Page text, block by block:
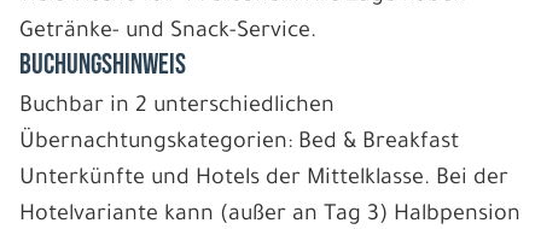
Getränke- und Snack-Service.
BUCHUNGSHINWEIS
Buchbar in 2 unterschiedlichen
Übernachtungskategorien: Bed & Breakfast
Unterkünfte und Hotels der Mittelklasse. Bei der
Hotelvariante kann (außer an Tag 3) Halbpension